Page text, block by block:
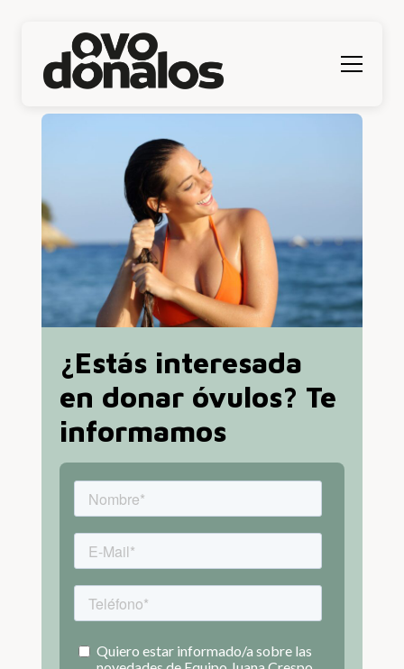
Menú
¿Estás interesada
en donar óvulos? Te
informamos